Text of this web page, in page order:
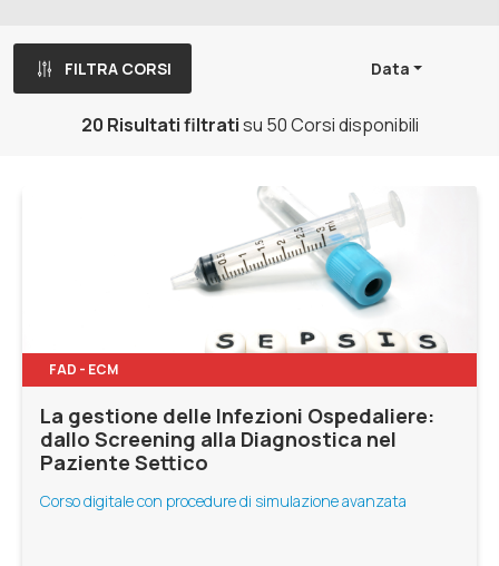
FILTRA CORSI Data
20 Risultati filtratisu 50 Corsi disponibili
FAD - ECM
La gestione delle Infezioni Ospedaliere:
dallo Screening alla Diagnostica nel
Paziente Settico
Corso digitale con procedure di simulazione avanzata